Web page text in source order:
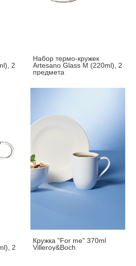
2
Набор термо-кружек
Artesano Glass M (220ml), 2
предмета
2
Кружка "For me" 370ml
Villeroy&Boch